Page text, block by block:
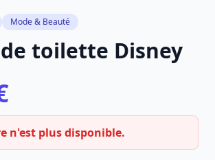
Mode & Beauté
toilette Disney
n'est plus disponible.